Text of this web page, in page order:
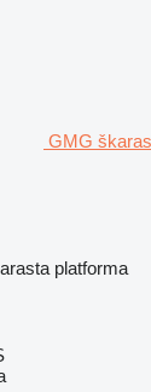
GMG
platforma